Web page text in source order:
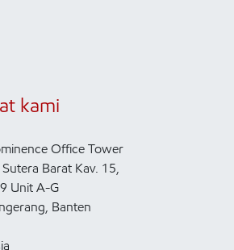
kami
Office Tower
Barat Kav. 15,
Unit A-G
Banten